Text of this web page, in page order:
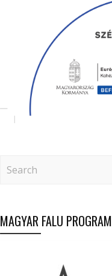
MAGYAR FALU PROGRAM